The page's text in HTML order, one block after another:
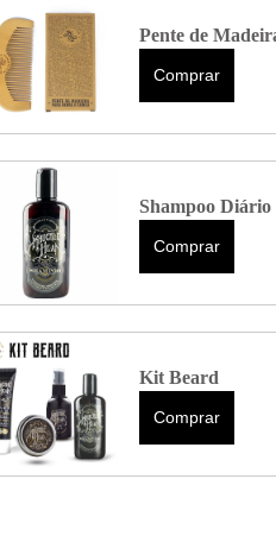
Pente de
Comprar
Shampoo Diário
Comprar
Kit Beard
Comprar